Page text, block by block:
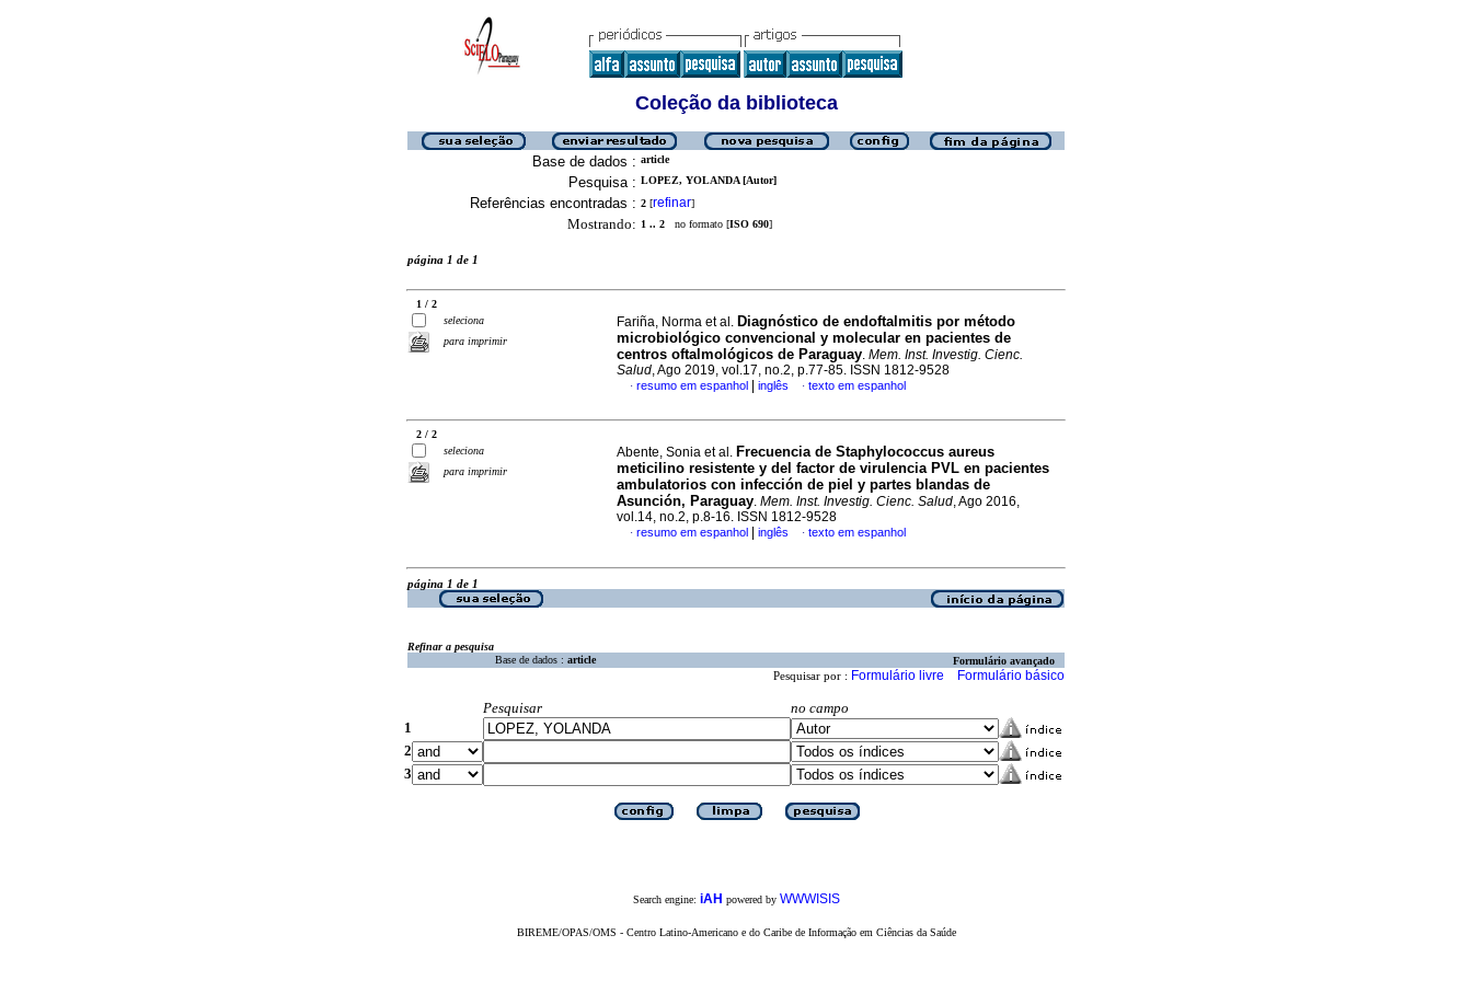
Coleção da biblioteca
Base de dados : article
Pesquisa : LOPEZ, YOLANDA [Autor]
Referências encontradas : 2 [refinar]
Mostrando: 1 .. 2 no formato [ISO 690]
página 1 de 1
1 / 2
seleciona
para imprimir
Fariña, Norma et al. Diagnóstico de endoftalmitis por método
microbiológico convencional y molecular en pacientes de
centros oftalmológicos de Paraguay. Mem. Inst. Investig. Cienc.
Salud, Ago 2019, vol.17, no.2, p.77-85. ISSN 1812-9528
· resumo em espanhol inglês · texto em espanhol
2 / 2
seleciona
para imprimir
Abente, Sonia et al. Frecuencia de Staphylococcus aureus
meticilino resistente y del factor de virulencia PVL en pacientes
ambulatorios con infección de piel y partes blandas de
Asunción, Paraguay. Mem. Inst. Investig. Cienc. Salud, Ago 2016,
vol.14, no.2, p.8-16. ISSN 1812-9528
· resumo em espanhol inglês · texto em espanhol
página 1 de 1
Refinar a pesquisa
Base de dados : article Formulário avançado
Pesquisar por : Formulário livre Formulário básico
Pesquisar
no campo
1
2
3
Search engine: iAH powered by WWWISIS
BIREME/OPAS/OMS - Centro Latino-Americano e do Caribe de Informação em Ciências da Saúde